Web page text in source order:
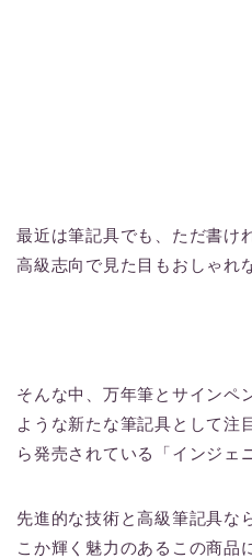
最近は筆記具でも、ただ書け
高級志向で見た目もおしゃれ
そんな中、万年筆とサインペ
ような新たな筆記具として注
ら発売されている「インジェ
先進的な技術と高級筆記具な
こか輝く魅力のあるこの商品